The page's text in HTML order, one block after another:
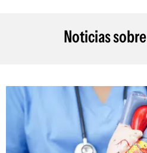
Noticias sobre